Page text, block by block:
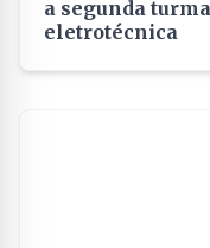
a segunda
eletrotécnica